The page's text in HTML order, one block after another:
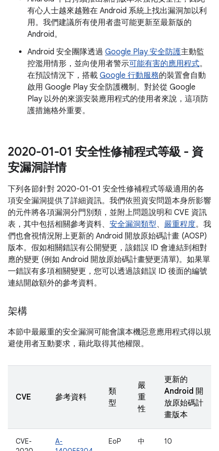
有心人士越來越難在 Android 系統上找出漏洞加以利
用。我們建議所有使用者盡可能更新至最新版的
Android。
Android 安全團隊透過 Google Play 安全防護主動監
控濫用情形，並向使用者警示可能有害的應用程式。
在預設情況下，搭載 Google 行動服務的裝置會自動
啟用 Google Play 安全防護機制。對於從 Google
Play 以外的來源安裝應用程式的使用者來說，這項防
護措施格外重要。
2020-01-01 安全性修補程式等級 - 資
安漏洞詳情
下列各節針對 2020-01-01 安全性修補程式等級適用的各
項安全漏洞提供了詳細資訊。我們依照資安問題本身所影響
的元件將各項漏洞分門別類，並附上問題說明和 CVE 資訊
表，其中包括相關參考資料、 安全漏洞類型、 嚴重程度。我
們也會視情況附上更新的 Android 開放原始碼計畫 (AOSP)
版本。假如相關錯誤有公開變更，該錯誤 ID 會連結到相對
應的變更 (例如 Android 開放原始碼計畫變更清單)。如果單
一錯誤有多項相關變更，您可以透過該錯誤 ID 後面的編號
連結開啟額外的參考資料。
架構
本節中最嚴重的安全漏洞可能會讓本機惡意應用程式得以規
避使用者互動要求，藉此取得其他權限。
CVE 參考資料
類
型
嚴
重
性
更新的
Android 開
放原始碼計
畫版本
CVE-
A-
EoP 中 10